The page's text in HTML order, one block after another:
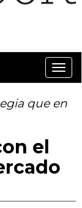
que en
el